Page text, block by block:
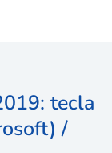
tecla
/